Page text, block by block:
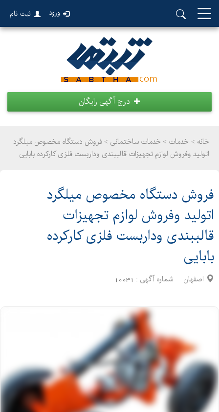
ورود ثبت نام
درج آگهی رایگان
خانه > خدمات > خدمات ساختمانی > فروش دستگاه مخصوص میلگرد
اتولید وفروش لوازم تجهیزات قالببندی وداربست فلزی کارکرده بابایی
فروش دستگاه مخصوص میلگرد
اتولید وفروش لوازم تجهیزات
قالببندی وداربست فلزی کارکرده
بابایی
اصفهان شماره آگهی : 10031